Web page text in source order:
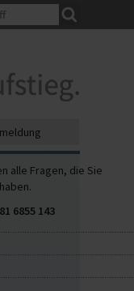
alle Fragen, die Sie
6855 143